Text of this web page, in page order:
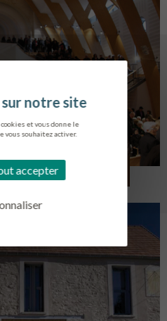
et vous donne le
vous souhaitez activer.
accepter